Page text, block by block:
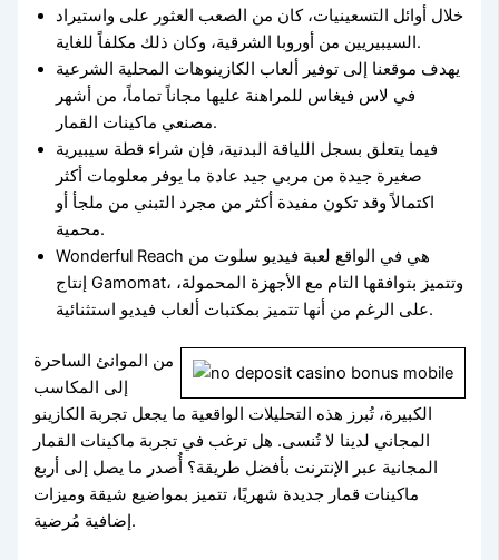
خلال أوائل التسعينيات، كان من الصعب العثور على واستيراد
السيبيريين من أوروبا الشرقية، وكان ذلك مكلفاً للغاية.
يهدف موقعنا إلى توفير ألعاب الكازينوهات المحلية الشرعية
في لاس فيغاس للمراهنة عليها مجاناً تماماً، من أشهر
مصنعي ماكينات القمار.
فيما يتعلق بسجل اللياقة البدنية، فإن شراء قطة سيبيرية
صغيرة جيدة من مربي جيد عادة ما يوفر معلومات أكثر
اكتمالاً وقد تكون مفيدة أكثر من مجرد التبني من ملجأ أو
محمية.
Wonderful Reach هي في الواقع لعبة فيديو سلوت من
إنتاج Gamomat، وتتميز بتوافقها التام مع الأجهزة المحمولة،
على الرغم من أنها تتميز بمكتبات ألعاب فيديو استثنائية.
من الموانئ الساحرة
إلى المكاسب
الكبيرة، تُبرز هذه التحليلات الواقعية ما يجعل تجربة الكازينو
المجاني لدينا لا تُنسى. هل ترغب في تجربة ماكينات القمار
المجانية عبر الإنترنت بأفضل طريقة؟ أُصدر ما يصل إلى أربع
ماكينات قمار جديدة شهريًا، تتميز بمواضيع شيقة وميزات
إضافية مُرضية.